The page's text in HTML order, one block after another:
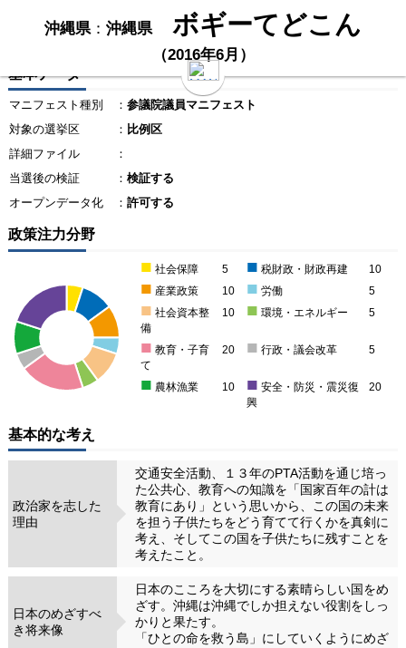
沖縄県：沖縄県 ボギーてどこん
（2016年6月）
基本データ
マニフェスト種別 ： 参議院議員マニフェスト
対象の選挙区
： 比例区
詳細ファイル
：
当選後の検証
： 検証する
オープンデータ化
： 許可する
政策注力分野
■ 社会保障 5 ■ 税財政・財政再建 10
■ 産業政策 10 ■ 労働 5
■ 社会資本整
備
10 ■ 環境・エネルギー 5
■ 教育・子育
て
20 ■ 行政・議会改革 5
■ 農林漁業 10 ■ 安全・防災・震災復
興
20
基本的な考え
政治家を志した
理由
交通安全活動、１３年のPTA活動を通じ培っ
た公共心、教育への知識を「国家百年の計は
教育にあり」という思いから、この国の未来
を担う子供たちをどう育てて行くかを真剣に
考え、そしてこの国を子供たちに残すことを
考えたこと。
日本のめざすべ
き将来像
日本のこころを大切にする素晴らしい国をめ
ざす。沖縄は沖縄でしか担えない役割をしっ
かりと果たす。
「ひとの命を救う島」にしていくようにめざ